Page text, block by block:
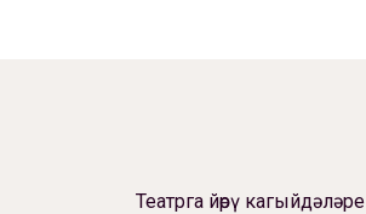
Театрга йөрү кагыйдәләре